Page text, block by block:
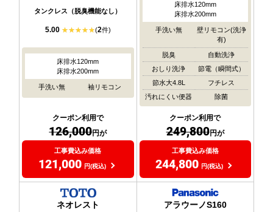
タンクレス（脱臭機能なし）
5.00 (2件)
床排水120mm
床排水200mm
手洗い無 袖リモコン
クーポン利用で
126,000円が
工事費込み価格
121,000 円(税込)
床排水120mm
床排水200mm
手洗い無
壁リモコン(洗浄
有)
脱臭
自動洗浄
おしり洗浄
節電（瞬間式）
節水大4.8L
フチレス
汚れにくい便器
除菌
クーポン利用で
249,800円が
工事費込み価格
244,800 円(税込)
ネオレスト
アラウーノS160